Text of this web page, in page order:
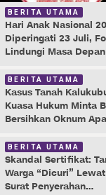
BERITA UTAMA
Hari Anak Nasional
Diperingati 23 Juli,
Lindungi Masa
BERITA UTAMA
Kasus Tanah
Kuasa Hukum Minta
Bersihkan Oknum
BERITA UTAMA
Skandal Sertifikat:
Warga “Dicuri”
Surat Penyerahan